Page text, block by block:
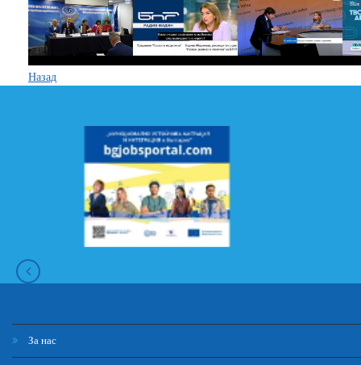
Назад
За нас